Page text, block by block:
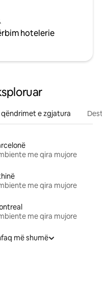
hotelerie
e zgjatura
me qira mujore
me qira mujore
me qira mujore
më shumë